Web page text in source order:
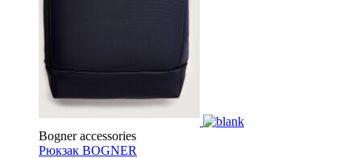
Bogner accessories
Рюкзак BOGNER